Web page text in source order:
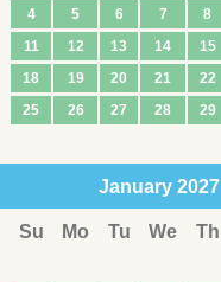
4
5 6 7 8
11
12 13 14 15
18
19 20 21 22
25
26 27 28 29
January 2027
Su Mo Tu We Th